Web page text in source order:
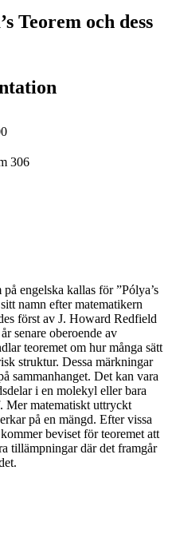
Teorem och dess
306
engelska kallas för ”Pólya’s
namn efter matematikern
först av J. Howard Redfield
senare oberoende av
teoremet om hur många sätt
struktur. Dessa märkningar
sammanhanget. Det kan vara
i en molekyl eller bara
Mer matematiskt uttryckt
på en mängd. Efter vissa
beviset för teoremet att
tillämpningar där det framgår